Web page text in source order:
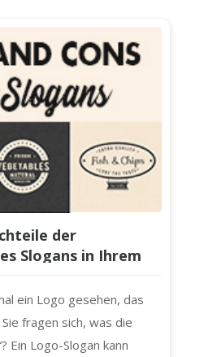
der
Slogans in Ihrem
ein Logo gesehen, das
fragen sich, was die
Ein Logo-Slogan kann